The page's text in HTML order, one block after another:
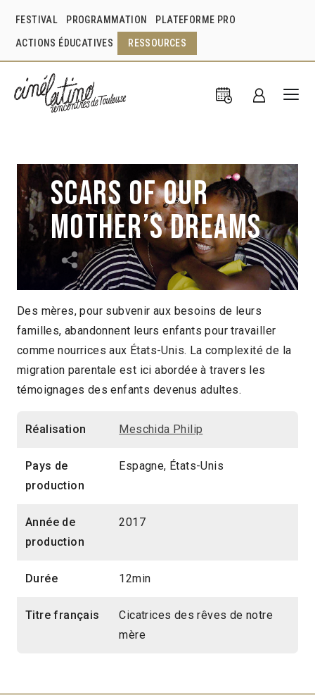
FESTIVAL PROGRAMMATION PLATEFORME PRO
ACTIONS ÉDUCATIVES RESSOURCES
Scars of our
Mother’s Dreams
Meschida Philip Espagne 2017
12min
2019 > Futur Caraïbes
Des mères, pour subvenir aux besoins de leurs
familles, abandonnent leurs enfants pour travailler
comme nourrices aux États-Unis. La complexité de la
migration parentale est ici abordée à travers les
témoignages des enfants devenus adultes.
Réalisation Meschida Philip
Pays de
production
Espagne, États-Unis
Année de
production
2017
Durée 12min
Titre français
Cicatrices des rêves de notre
mère